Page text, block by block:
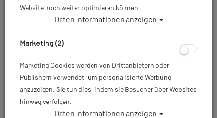
Website noch weiter optimieren können.
Daten Informationen anzeigen
Marketing (2)
Marketing Cookies werden von Drittanbietern oder
Publishern verwendet, um personalisierte Werbung
anzuzeigen. Sie tun dies, indem sie Besucher über Websites
hinweg verfolgen.
Daten Informationen anzeigen